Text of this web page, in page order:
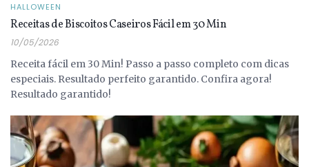
HALLOWEEN
Receitas de Biscoitos Caseiros Fácil em 30 Min
10/05/2026
Receita fácil em 30 Min! Passo a passo completo com dicas
especiais. Resultado perfeito garantido. Confira agora!
Resultado garantido!